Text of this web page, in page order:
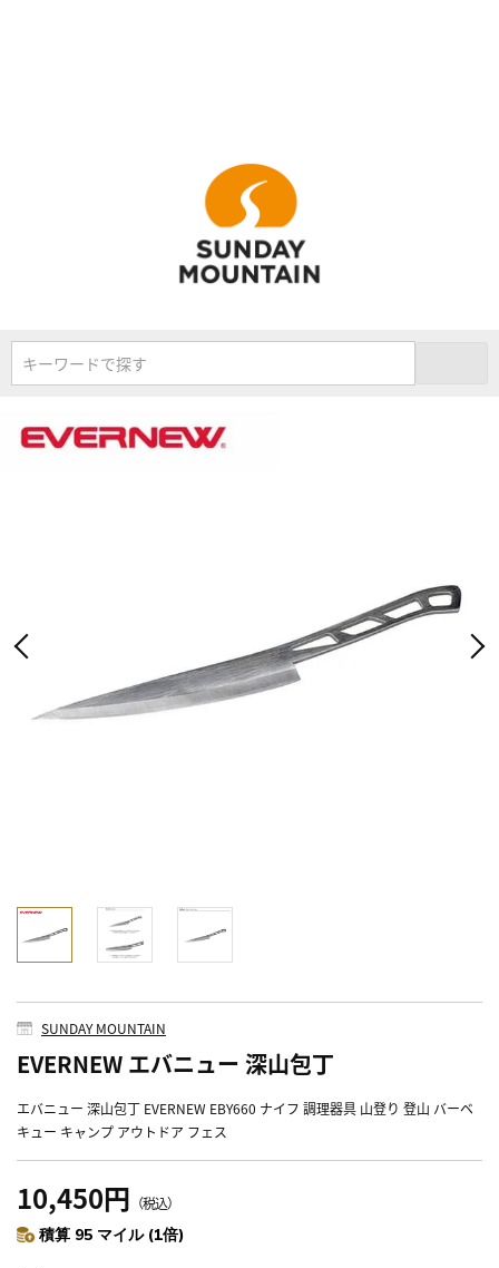
キーワードで探す
SUNDAY MOUNTAIN
EVERNEW エバニュー 深山包丁
エバニュー 深山包丁 EVERNEW EBY660 ナイフ 調理器具 山登り 登山 バーベ
キュー キャンプ アウトドア フェス
10,450円 （税込）
積算 95 マイル (1倍)